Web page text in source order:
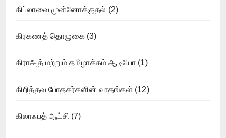
கிப்லாவை முன்னோக்குதல் (2)
கிரகணத் தொழுகை(3)
கிராஅத் மற்றும் தமிழாக்கம் ஆடியோ (1)
கிறித்தவ போதகர்களின் வாதங்கள் (12)
கிலாஃபத் ஆட்சி (7)